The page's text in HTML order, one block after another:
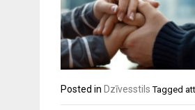
Posted in Dzīvesstils Tagged